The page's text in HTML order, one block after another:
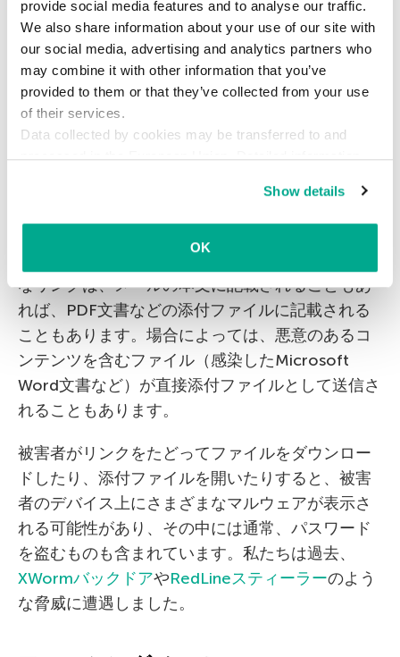
provide social media features and to analyse our traffic.
We also share information about your use of our site with
our social media, advertising and analytics partners who
may combine it with other information that you’ve
provided to them or that they’ve collected from your use
of their services.
Data collected by cookies may be transferred to and
processed in the European Union. Detailed information
Show details
OK
シングサイトに誘い込むか、マルウェアに感染さ
せようとします。その手口について詳しくお話し
しましょう。
マルウェア感染
攻撃者は主に、正規のファイル共有サービスに保
存されている悪意のあるコンテンツを含むファイ
なリンクは、メールの本文に記載されることもあ
れば、PDF文書などの添付ファイルに記載される
こともあります。場合によっては、悪意のあるコ
ンテンツを含むファイル（感染したMicrosoft
Word文書など）が直接添付ファイルとして送信さ
れることもあります。
被害者がリンクをたどってファイルをダウンロー
ドしたり、添付ファイルを開いたりすると、被害
者のデバイス上にさまざまなマルウェアが表示さ
れる可能性があり、その中には通常、パスワード
を盗むものも含まれています。私たちは過去、
XWormバックドアやRedLineスティーラーのよう
な脅威に遭遇しました。